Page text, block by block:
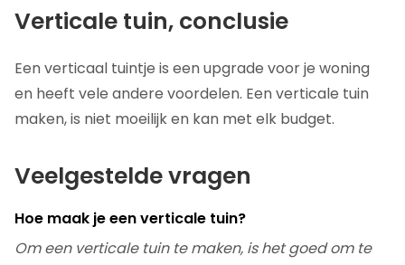
Verticale tuin, conclusie
Een verticaal tuintje is een upgrade voor je woning
en heeft vele andere voordelen. Een verticale tuin
maken, is niet moeilijk en kan met elk budget.
Veelgestelde vragen
Hoe maak je een verticale tuin?
Om een verticale tuin te maken, is het goed om te